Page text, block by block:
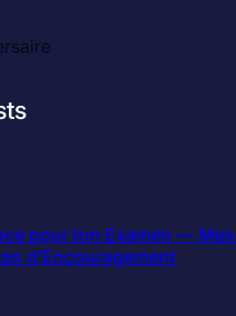
pour ton Examen —
d’Encouragement